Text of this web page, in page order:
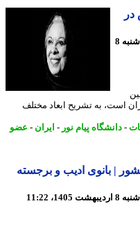
3 ماه پیش - سه شنبه 8
به تشریح ابعاد مختلف
دانشگاه پیام نور-ایران -
عضو
| بانوی ادیب و برجسته